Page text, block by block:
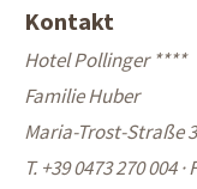
Kontakt
Hotel Pollinger ****
Familie Huber
Maria-Trost-Straße
T. +39 0473 270 004·